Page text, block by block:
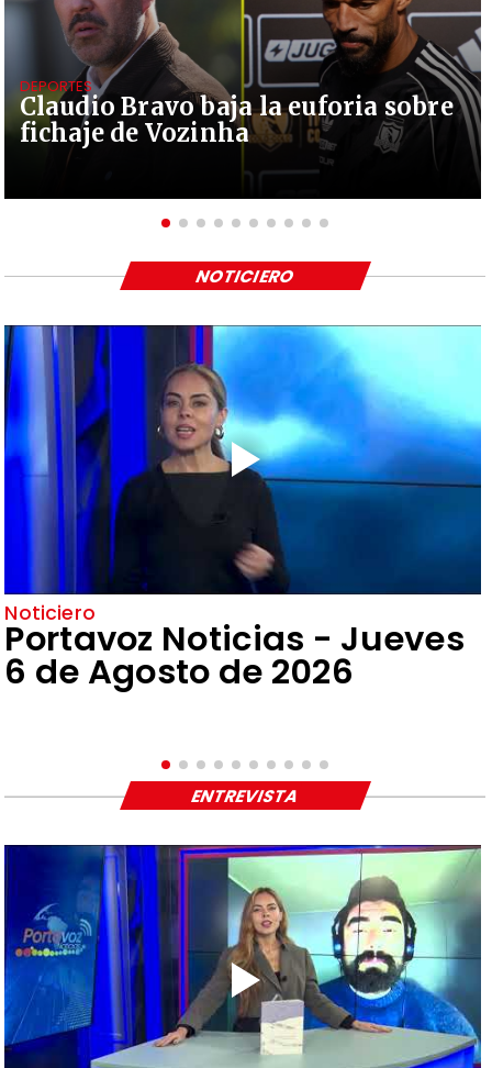
Claudio Bravo baja la euforia sobre
fichaje de Vozinha
DEPORTES
Noticiero
Portavoz Noticias - Jueves
6 de Agosto de 2026
NOTICIERO
ENTREVISTA